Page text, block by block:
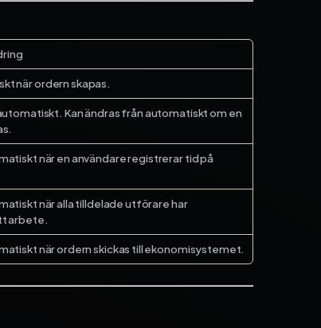
när ordern skapas.
Kan ändras från automatiskt om en
när en användare registrerar tid på
när alla tilldelade utförare har
arbete.
när ordern skickas till ekonomisystemet.